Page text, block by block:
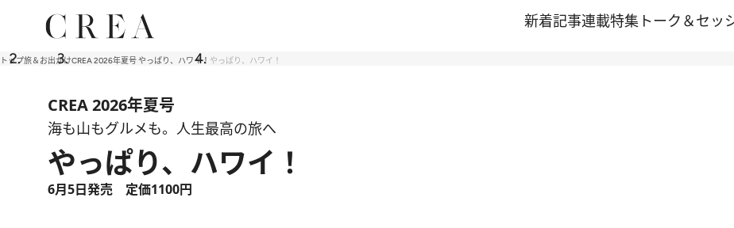
新着記事連載特集 トーク＆セッ
トップ旅＆お出かけCREA 2026年夏号 やっぱり、ハワイ！ やっぱり、ハワイ！
CREA 2026年夏号
海も山もグルメも。人生最高の旅へ
やっぱり、ハワイ！
6月5日発売 定価1100円